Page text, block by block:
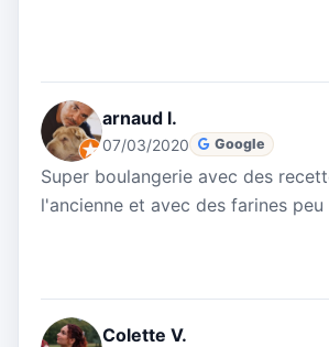
arnaud l.
07/03/2020 Google
Super boulangerie avec des
l'ancienne et avec des farines peu
Colette V.